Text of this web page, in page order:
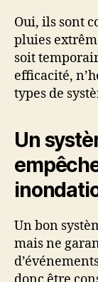
Oui, ils sont
pluies
soit
efficacité,
types de
Un
Un bon
mais ne